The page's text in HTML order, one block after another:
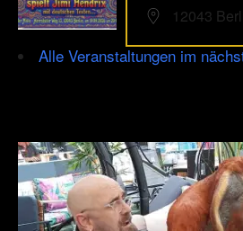
12043
Alle Veranstaltungen im